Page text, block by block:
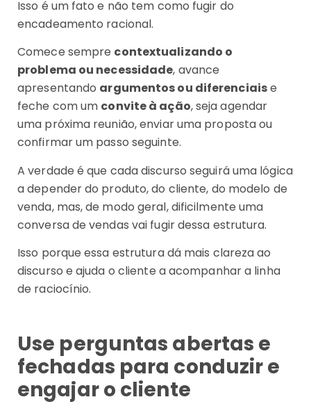
Isso é um fato e não tem como fugir do
encadeamento racional.
Comece sempre contextualizando o
problema ou necessidade, avance
apresentando argumentos ou diferenciaise
feche com um convite à ação, seja agendar
uma próxima reunião, enviar uma proposta ou
confirmar um passo seguinte.
A verdade é que cada discurso seguirá uma lógica
a depender do produto, do cliente, do modelo de
venda, mas, de modo geral, dificilmente uma
conversa de vendas vai fugir dessa estrutura.
Isso porque essa estrutura dá mais clareza ao
discurso e ajuda o cliente a acompanhar a linha
de raciocínio.
Use perguntas abertas e
fechadas para conduzir e
engajar o cliente